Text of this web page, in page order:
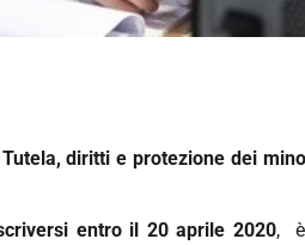
diritti e protezione dei
entro il 20 aprile 2020,